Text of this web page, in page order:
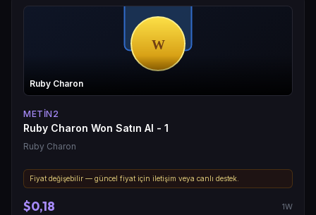
Ruby Charon
METIN2
Ruby Charon Won Satın Al - 1
Ruby Charon
Fiyat değişebilir — güncel fiyat için iletişim veya canlı destek.
$0,18 1W